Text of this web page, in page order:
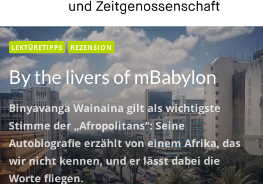
tell
Magazin für Literatur und Zeitgenossenschaft
LEKTÜRETIPPS REZENSION
By the livers of mBabylon
Binyavanga Wainaina gilt als wichtigste
Stimme der „Afropolitans“: Seine
Autobiografie erzählt von einem Afrika, das
wir nicht kennen, und er lässt dabei die
Worte fliegen.